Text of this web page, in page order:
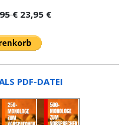
€23,95 €
PDF-DATEI